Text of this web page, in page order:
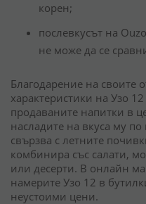
корен;
послевкусът на
не може да се
Благодарение на своите
характеристики на Узо
продаваните напитки в
насладите на вкуса му
свързва с летните
комбинира със салати,
или десерти. В онлайн
намерите Узо 12 в
неустоими цени.